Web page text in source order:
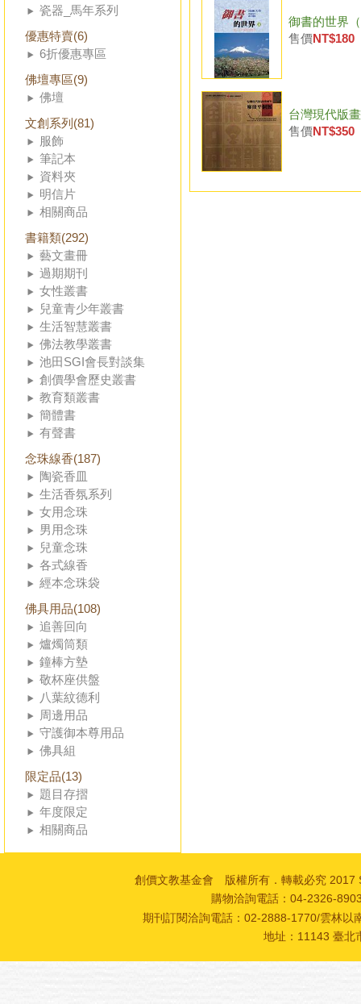
瓷器_馬年系列
優惠特賣(6)
6折優惠專區
佛壇專區(9)
佛壇
文創系列(81)
服飾
筆記本
資料夾
明信片
相關商品
書籍類(292)
藝文畫冊
過期期刊
女性叢書
兒童青少年叢書
生活智慧叢書
佛法教學叢書
池田SGI會長對談集
創價學會歷史叢書
教育類叢書
簡體書
有聲書
念珠線香(187)
陶瓷香皿
生活香氛系列
女用念珠
男用念珠
兒童念珠
各式線香
經本念珠袋
佛具用品(108)
追善回向
爐燭筒類
鐘棒方墊
敬杯座供盤
八葉紋德利
周邊用品
守護御本尊用品
佛具組
限定品(13)
題目存摺
年度限定
相關商品
御書的世界
售價NT$180
台灣現代版
售價NT$350
創價文教基金會 版權所有．轉載必究 2017
購物洽詢電話：04-2326-
期刊訂閱洽詢電話：02-2888-1770/雲林
地址：11143 臺北